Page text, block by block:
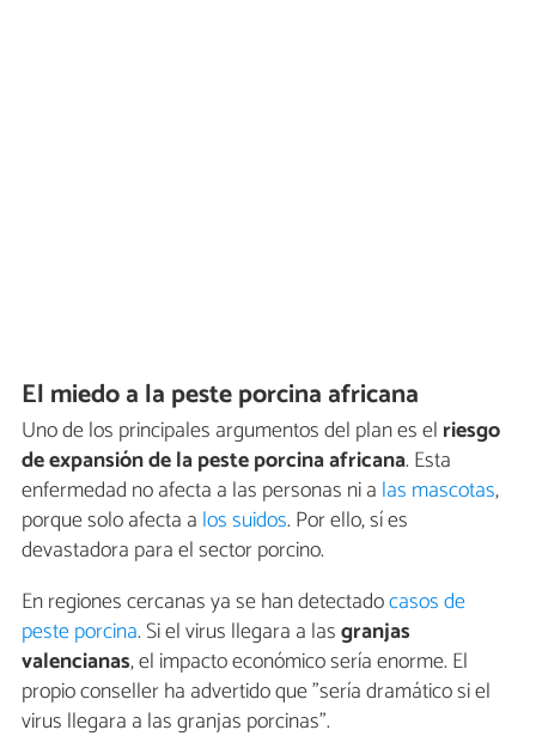
El miedo a la peste porcina africana
Uno de los principales argumentos del plan es el riesgo
de expansión de la peste porcina africana. Esta
enfermedad no afecta a las personas ni a las mascotas,
porque solo afecta a los suidos. Por ello, sí es
devastadora para el sector porcino.
En regiones cercanas ya se han detectadocasos de
peste porcina. Si el virus llegara a lasgranjas
valencianas, el impacto económico sería enorme. El
propio conseller ha advertido que "sería dramático si el
virus llegara a las granjas porcinas".